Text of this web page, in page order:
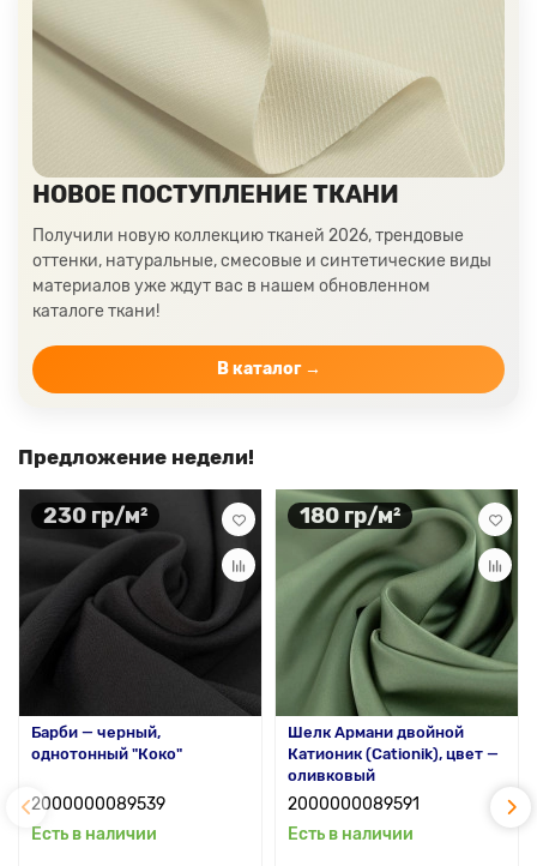
Ткани цвета пудра
Ткани оранжевого цвета
Ткани оливкового цвета
Цвет ткани мятный
Ткани цвета айвори, молочные оттенки
Ткани лимонного цвета
Ткани красного цвета разных оттенков
Ткани кораллового цвета
Ткани цвета какао
Изумрудный цвет ткани
Ткани зеленого цвета
Ткани желтого цвета
Ткани цвета индиго
Цвет ткани бордовый
НОВОЕ ПОСТУПЛЕНИЕ ТКАНИ
Получили новую коллекцию тканей 2026, трендовые
оттенки, натуральные, смесовые и синтетические виды
материалов уже ждут вас в нашем обновленном
каталоге ткани!
В каталог →
Предложение недели!
230 гр/м²
Барби — черный,
однотонный "Коко"
2000000089539
Есть в наличии
180 гр/м²
Шелк Армани двойной
Катионик (Cationik), цвет —
оливковый
2000000089591
Есть в наличии